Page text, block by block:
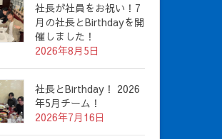
社長が社員をお祝い！7
月の社長とBirthdayを開
催しました！
2026年8月5日
社長とBirthday！ 2026
年5月チーム！
2026年7月16日